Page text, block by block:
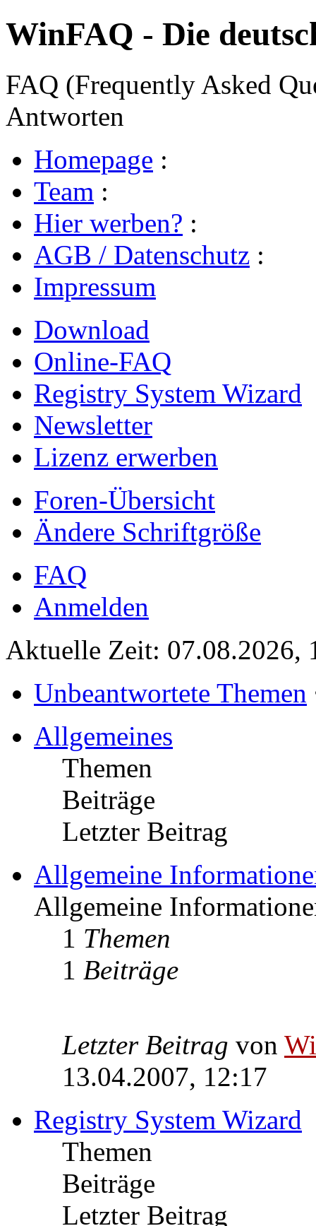
WinFAQ - Die
FAQ (Frequently Asked
Antworten
Homepage :
Team :
Hier werben? :
AGB / Datenschutz :
Impressum
Download
Online-FAQ
Registry System Wizard
Newsletter
Lizenz erwerben
Foren-Übersicht
Ändere Schriftgröße
FAQ
Anmelden
Aktuelle Zeit: 07.08.2026,
Unbeantwortete Themen
Allgemeines
Themen
Beiträge
Letzter Beitrag
Allgemeine
Allgemeine
1 Themen
1 Beiträge
Letzter Beitrag von
13.04.2007, 12:17
Registry System Wizard
Themen
Beiträge
Letzter Beitrag